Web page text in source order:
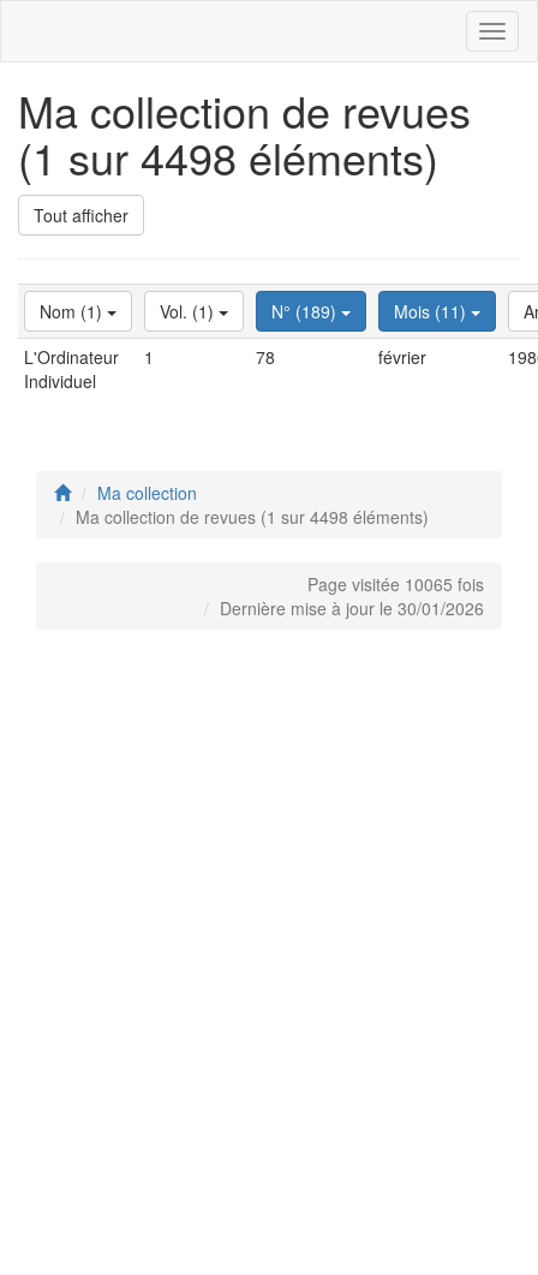
Ma collection de revues
(1 sur 4498 éléments)
Tout afficher
Nom (1) Vol. (1) N° (189) Mois (11)
L'Ordinateur
Individuel
1 78 février
Ma collection
Ma collection de revues (1 sur 4498 éléments)
Page visitée 10065 fois
Dernière mise à jour le 30/01/2026